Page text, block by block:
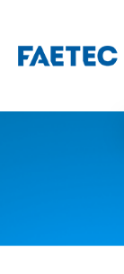
Pular
para
conteúdo